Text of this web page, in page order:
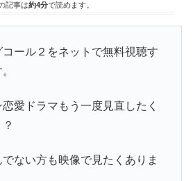
記事は約4分で読めます。
ール２をネットで無料視聴す
愛ドラマもう一度見直したく
ない方も映像で見たくありま